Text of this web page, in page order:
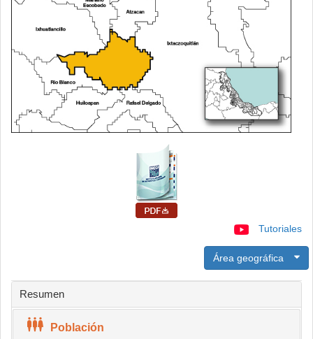
Tutoriales
Área geográfica
Resumen
Población